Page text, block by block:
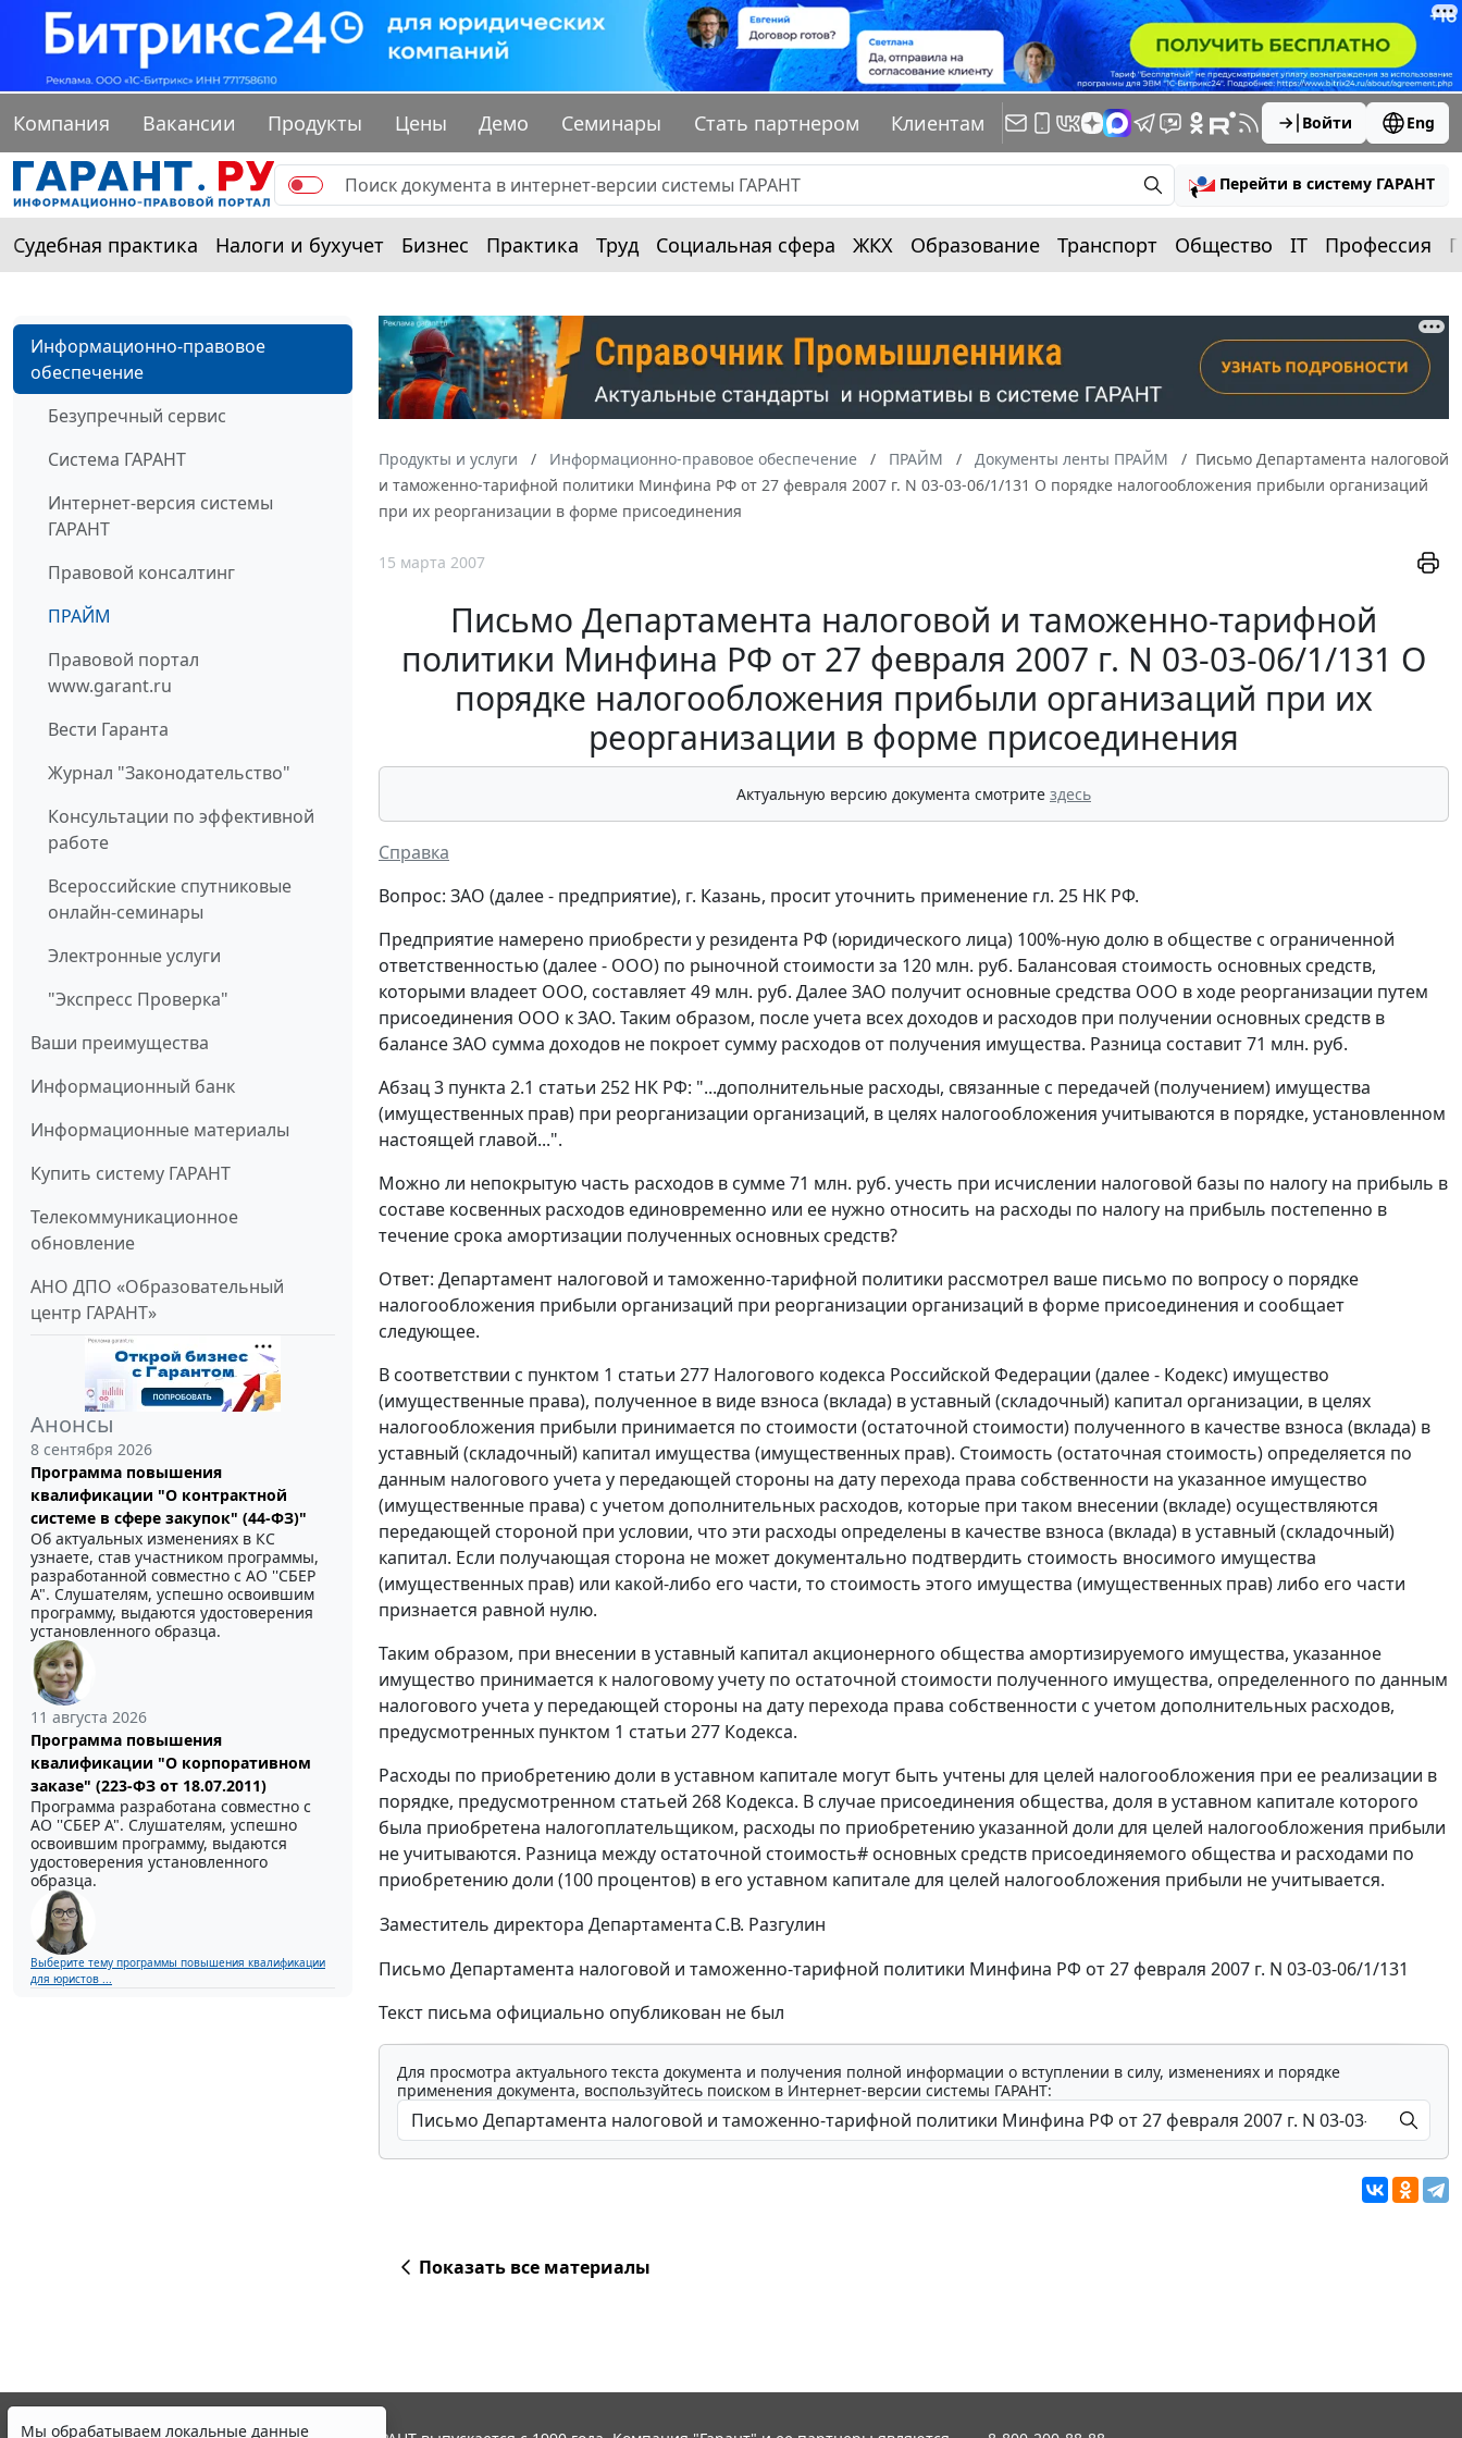
Компания Вакансии Продукты Цены Демо Семинары Стать партнером Клиентам Войти Eng
Перейти в систему ГАРАНТ
Судебная практика Налоги и бухучет Бизнес Практика Труд Социальная сфера ЖКХ Образование Транспорт Общество IT Профессия
Информационно-правовое
обеспечение
Безупречный сервис
Система ГАРАНТ
Интернет-версия системы
ГАРАНТ
Правовой консалтинг
ПРАЙМ
Правовой портал
www.garant.ru
Вести Гаранта
Журнал "Законодательство"
Консультации по эффективной
работе
Всероссийские спутниковые
онлайн-семинары
Электронные услуги
"Экспресс Проверка"
Ваши преимущества
Информационный банк
Информационные материалы
Купить систему ГАРАНТ
Телекоммуникационное
обновление
АНО ДПО «Образовательный
центр ГАРАНТ»
Анонсы
8 сентября 2026
Программа повышения
квалификации "О контрактной
системе в сфере закупок" (44-ФЗ)"
Об актуальных изменениях в КС
узнаете, став участником программы,
разработанной совместно с АО ''СБЕР
А". Слушателям, успешно освоившим
программу, выдаются удостоверения
установленного образца.
11 августа 2026
Программа повышения
квалификации "О корпоративном
заказе" (223-ФЗ от 18.07.2011)
Программа разработана совместно с
АО ''СБЕР А". Слушателям, успешно
освоившим программу, выдаются
удостоверения установленного
образца.
Выберите тему программы повышения квалификации
для юристов ...
Продукты и услуги Информационно-правовое обеспечение ПРАЙМ Документы ленты ПРАЙМ
Письмо Департамента налоговой
и таможенно-тарифной политики Минфина РФ от 27 февраля 2007 г. N 03-03-06/1/131 О порядке налогообложения прибыли организаций
при их реорганизации в форме присоединения
15 марта 2007
Письмо Департамента налоговой и таможенно-тарифной
политики Минфина РФ от 27 февраля 2007 г. N 03-03-06/1/131 О
порядке налогообложения прибыли организаций при их
реорганизации в форме присоединения
Актуальную версию документа смотрите здесь
Справка
Вопрос: ЗАО (далее - предприятие), г. Казань, просит уточнить применение гл. 25 НК РФ.
Предприятие намерено приобрести у резидента РФ (юридического лица) 100%-ную долю в обществе с ограниченной
ответственностью (далее - ООО) по рыночной стоимости за 120 млн. руб. Балансовая стоимость основных средств,
которыми владеет ООО, составляет 49 млн. руб. Далее ЗАО получит основные средства ООО в ходе реорганизации путем
присоединения ООО к ЗАО. Таким образом, после учета всех доходов и расходов при получении основных средств в
балансе ЗАО сумма доходов не покроет сумму расходов от получения имущества. Разница составит 71 млн. руб.
Абзац 3 пункта 2.1 статьи 252 НК РФ: "...дополнительные расходы, связанные с передачей (получением) имущества
(имущественных прав) при реорганизации организаций, в целях налогообложения учитываются в порядке, установленном
настоящей главой...".
Можно ли непокрытую часть расходов в сумме 71 млн. руб. учесть при исчислении налоговой базы по налогу на прибыль в
составе косвенных расходов единовременно или ее нужно относить на расходы по налогу на прибыль постепенно в
течение срока амортизации полученных основных средств?
Ответ: Департамент налоговой и таможенно-тарифной политики рассмотрел ваше письмо по вопросу о порядке
налогообложения прибыли организаций при реорганизации организаций в форме присоединения и сообщает
следующее.
В соответствии с пунктом 1 статьи 277 Налогового кодекса Российской Федерации (далее - Кодекс) имущество
(имущественные права), полученное в виде взноса (вклада) в уставный (складочный) капитал организации, в целях
налогообложения прибыли принимается по стоимости (остаточной стоимости) полученного в качестве взноса (вклада) в
уставный (складочный) капитал имущества (имущественных прав). Стоимость (остаточная стоимость) определяется по
данным налогового учета у передающей стороны на дату перехода права собственности на указанное имущество
(имущественные права) с учетом дополнительных расходов, которые при таком внесении (вкладе) осуществляются
передающей стороной при условии, что эти расходы определены в качестве взноса (вклада) в уставный (складочный)
капитал. Если получающая сторона не может документально подтвердить стоимость вносимого имущества
(имущественных прав) или какой-либо его части, то стоимость этого имущества (имущественных прав) либо его части
признается равной нулю.
Таким образом, при внесении в уставный капитал акционерного общества амортизируемого имущества, указанное
имущество принимается к налоговому учету по остаточной стоимости полученного имущества, определенного по данным
налогового учета у передающей стороны на дату перехода права собственности с учетом дополнительных расходов,
предусмотренных пунктом 1 статьи 277 Кодекса.
Расходы по приобретению доли в уставном капитале могут быть учтены для целей налогообложения при ее реализации в
порядке, предусмотренном статьей 268 Кодекса. В случае присоединения общества, доля в уставном капитале которого
была приобретена налогоплательщиком, расходы по приобретению указанной доли для целей налогообложения прибыли
не учитываются. Разница между остаточной стоимость# основных средств присоединяемого общества и расходами по
приобретению доли (100 процентов) в его уставном капитале для целей налогообложения прибыли не учитывается.
Заместитель директора ДепартаментаС.В. Разгулин
Письмо Департамента налоговой и таможенно-тарифной политики Минфина РФ от 27 февраля 2007 г. N 03-03-06/1/131
Текст письма официально опубликован не был
Для просмотра актуального текста документа и получения полной информации о вступлении в силу, изменениях и порядке
применения документа, воспользуйтесь поиском в Интернет-версии системы ГАРАНТ:
Показать все материалы
Мы обрабатываем локальные данные